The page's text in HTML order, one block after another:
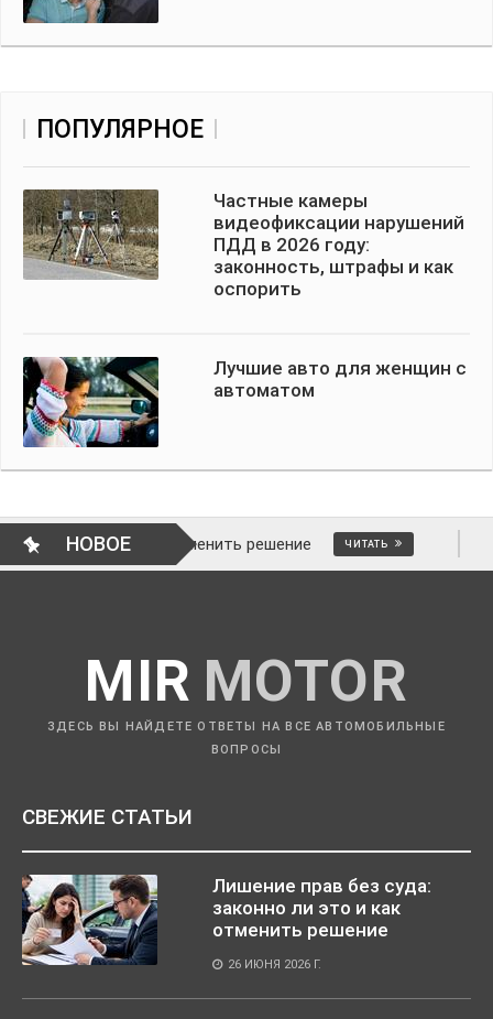
ПОПУЛЯРНОЕ
Частные камеры
видеофиксации нарушений
ПДД в 2026 году:
законность, штрафы и как
оспорить
Лучшие авто для женщин с
автоматом
НОВОЕ
отменить решение ЧИТАТЬ ВОПРОСЫ
MIR MOTOR
ЗДЕСЬ ВЫ НАЙДЕТЕ ОТВЕТЫ НА ВСЕ АВТОМОБИЛЬНЫЕ
ВОПРОСЫ
СВЕЖИЕ СТАТЬИ
Лишение прав без суда:
законно ли это и как
отменить решение
26 ИЮНЯ 2026 Г.